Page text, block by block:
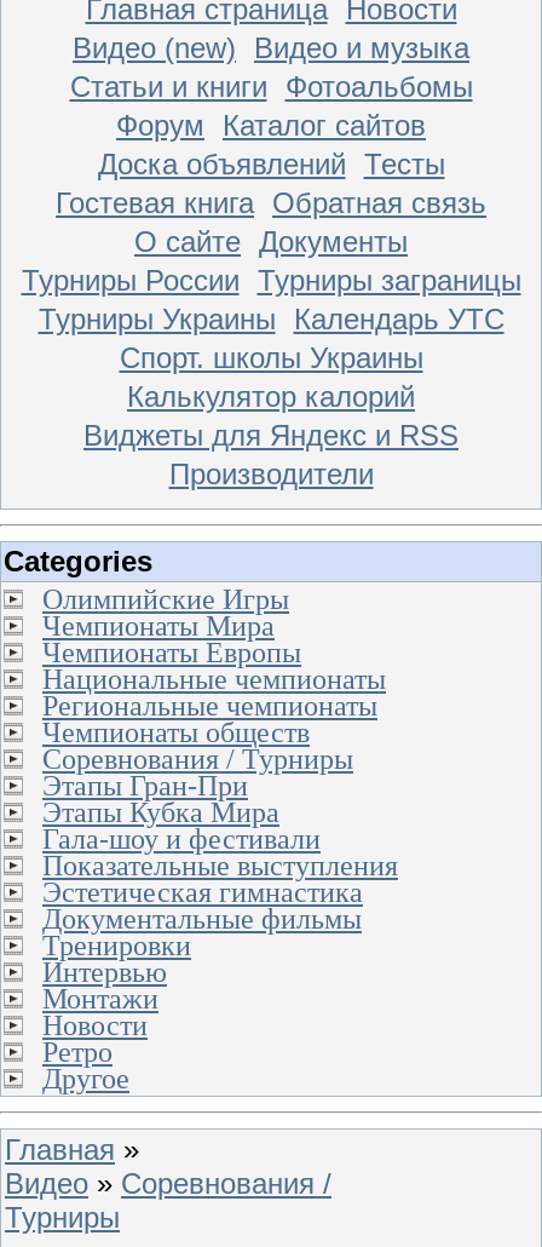
Главная страница
Новости
Видео (new)
Видео и музыка
Статьи и книги
Фотоальбомы
Форум
Каталог сайтов
Доска объявлений Тесты
Гостевая книга Обратная связь
О сайте Документы
Турниры России Турниры заграницы
Турниры Украины
Календарь УТС
Спорт. школы Украины
Калькулятор калорий
Виджеты для Яндекс и RSS
Производители
Categories
Олимпийские Игры
Чемпионаты Мира
Чемпионаты Европы
Национальные чемпионаты
Региональные чемпионаты
Чемпионаты обществ
Соревнования / Турниры
Этапы Гран-При
Этапы Кубка Мира
Гала-шоу и фестивали
Показательные выступления
Эстетическая гимнастика
Документальные фильмы
Тренировки
Интервью
Монтажи
Новости
Ретро
Другое
Главная »
Видео » Соревнования /
Турниры